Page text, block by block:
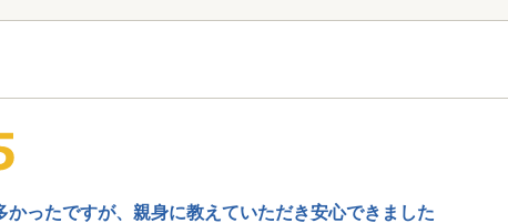
ったですが、親身に教えていただき安心できました